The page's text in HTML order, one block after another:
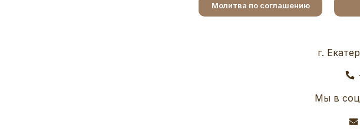
Молитва по соглашению
г.
Мы в